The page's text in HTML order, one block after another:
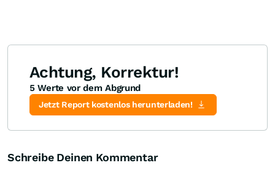
Achtung, Korrektur!
5 Werte vor dem Abgrund
Jetzt Report kostenlos herunterladen!
Schreibe Deinen Kommentar